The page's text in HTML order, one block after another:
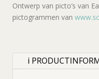
Ontwerp van picto’s van
pictogrammen van
ℹ